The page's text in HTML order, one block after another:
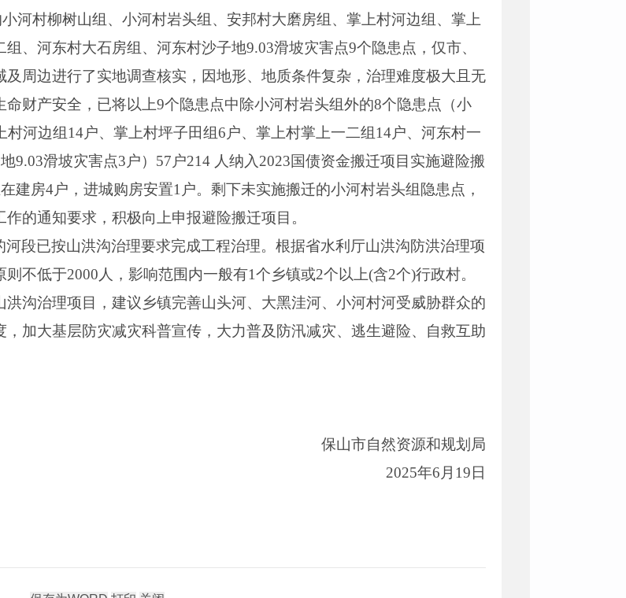
河村柳树山组、小河村岩头组、安邦村大磨房组、掌上村河边组、掌上
、河东村大石房组、河东村沙子地9.03滑坡灾害点9个隐患点，仅市、
周边进行了实地调查核实，因地形、地质条件复杂，治理难度极大且无
财产安全，已将以上9个隐患点中除小河村岩头组外的8个隐患点（小
河边组14户、掌上村坪子田组6户、掌上村掌上一二组14户、河东村一
9.03滑坡灾害点3户）57户214 人纳入2023国债资金搬迁项目实施避险搬
建房4户，进城购房安置1户。剩下未实施搬迁的小河村岩头组隐患点，
的通知要求，积极向上申报避险搬迁项目。
河段已按山洪沟治理要求完成工程治理。根据省水利厅山洪沟防洪治理项
不低于2000人，影响范围内一般有1个乡镇或2个以上(含2个)行政村。
沟治理项目，建议乡镇完善山头河、大黑洼河、小河村河受威胁群众的
加大基层防灾减灾科普宣传，大力普及防汛减灾、逃生避险、自救互助
保山市自然资源和规划局
2025年6月19日